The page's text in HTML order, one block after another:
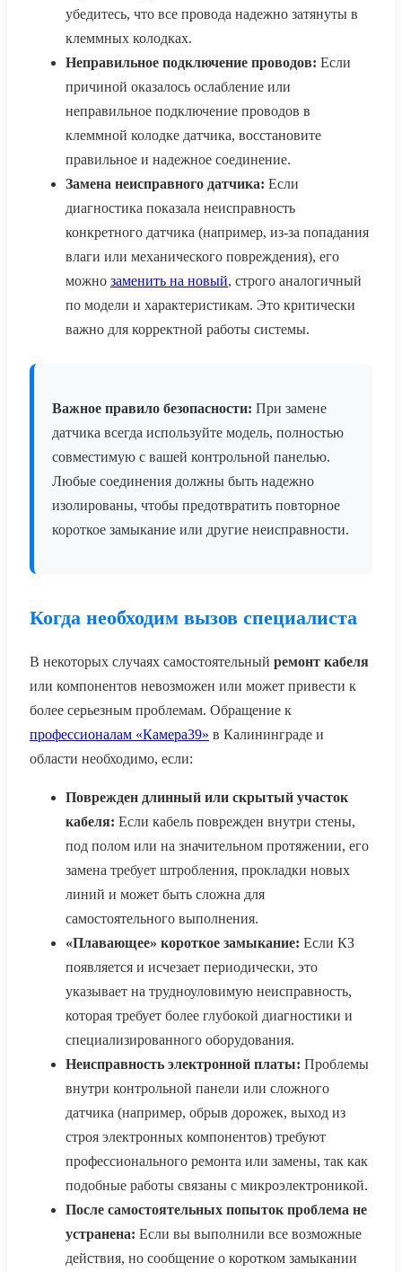
убедитесь, что все провода надежно затянуты в
клеммных колодках.
Неправильное подключение проводов: Если
причиной оказалось ослабление или
неправильное подключение проводов в
клеммной колодке датчика, восстановите
правильное и надежное соединение.
Замена неисправного датчика: Если
диагностика показала неисправность
конкретного датчика (например, из-за попадания
влаги или механического повреждения), его
можно заменить на новый, строго аналогичный
по модели и характеристикам. Это критически
важно для корректной работы системы.
Важное правило безопасности: При замене
датчика всегда используйте модель, полностью
совместимую с вашей контрольной панелью.
Любые соединения должны быть надежно
изолированы, чтобы предотвратить повторное
короткое замыкание или другие неисправности.
Когда необходим вызов специалиста
В некоторых случаях самостоятельный ремонт кабеля
или компонентов невозможен или может привести к
более серьезным проблемам. Обращение к
профессионалам «Камера39» в Калининграде и
области необходимо, если:
Поврежден длинный или скрытый участок
кабеля: Если кабель поврежден внутри стены,
под полом или на значительном протяжении, его
замена требует штробления, прокладки новых
линий и может быть сложна для
самостоятельного выполнения.
«Плавающее» короткое замыкание: Если КЗ
появляется и исчезает периодически, это
указывает на трудноуловимую неисправность,
которая требует более глубокой диагностики и
специализированного оборудования.
Неисправность электронной платы: Проблемы
внутри контрольной панели или сложного
датчика (например, обрыв дорожек, выход из
строя электронных компонентов) требуют
профессионального ремонта или замены, так как
подобные работы связаны с микроэлектроникой.
После самостоятельных попыток проблема не
устранена: Если вы выполнили все возможные
действия, но сообщение о коротком замыкании